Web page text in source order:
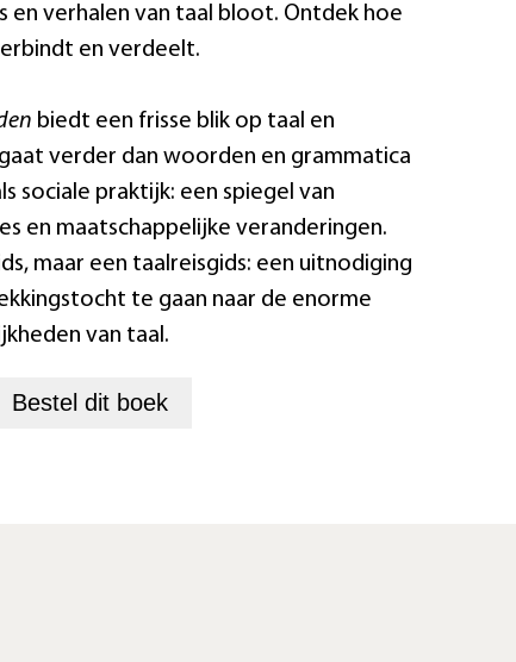
en verhalen van taal bloot. Ontdek hoe
en verdeelt.
biedt een frisse blik op taal en
verder dan woorden en grammatica
sociale praktijk: een spiegel van
en maatschappelijke veranderingen.
maar een taalreisgids: een uitnodiging
te gaan naar de enorme
van taal.
Bestel dit boek